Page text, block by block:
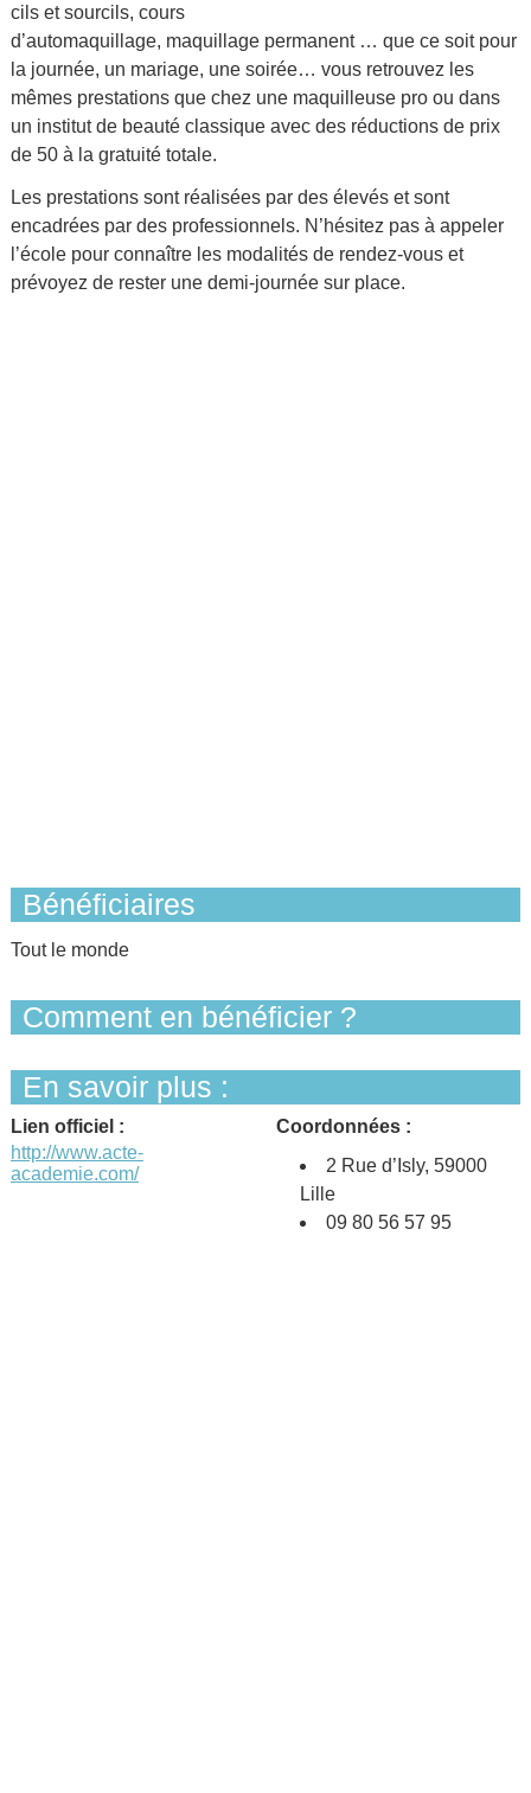
cils et sourcils, cours
d’automaquillage, maquillage permanent … que ce soit pour
la journée, un mariage, une soirée… vous retrouvez les
mêmes prestations que chez une maquilleuse pro ou dans
un institut de beauté classique avec des réductions de prix
de 50 à la gratuité totale.
Les prestations sont réalisées par des élevés et sont
encadrées par des professionnels. N’hésitez pas à appeler
l’école pour connaître les modalités de rendez-vous et
prévoyez de rester une demi-journée sur place.
Bénéficiaires
Tout le monde
Comment en bénéficier ?
En savoir plus :
Lien officiel :
http://www.acte-
academie.com/
Coordonnées :
2 Rue d’Isly, 59000
Lille
09 80 56 57 95